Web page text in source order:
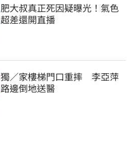
肥大叔真正死因疑曝光！氣色
超差還開直播
獨／家樓梯門口重摔　李亞萍
路邊倒地送醫